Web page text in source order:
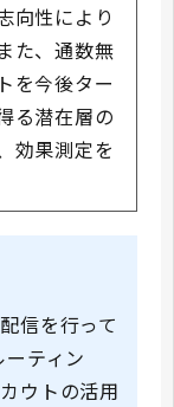
向性により
た、通数無
を今後ター
る潜在層の
効果測定を
信を行って
ティン
ウトの活用